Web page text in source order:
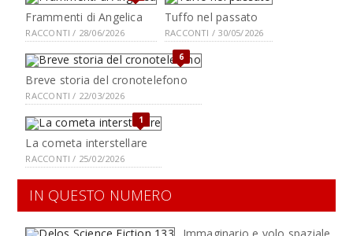
Frammenti di Angelica
RACCONTI / 28/06/2026
Tuffo nel passato
RACCONTI / 30/05/2026
6
Breve storia del cronotelefono
RACCONTI / 22/03/2026
1
La cometa interstellare
RACCONTI / 25/02/2026
IN QUESTO NUMERO